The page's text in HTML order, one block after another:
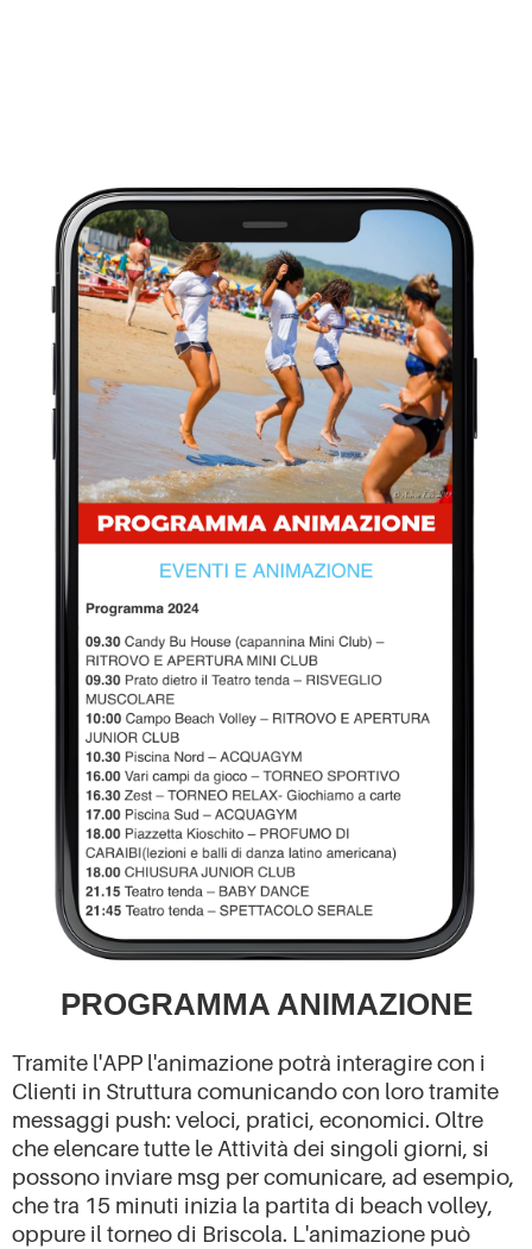
PROGRAMMA ANIMAZIONE
Tramite l'APP l'animazione potrà interagire con i
Clienti in Struttura comunicando con loro tramite
messaggi push: veloci, pratici, economici. Oltre
che elencare tutte le Attività dei singoli giorni, si
possono inviare msg per comunicare, ad esempio,
che tra 15 minuti inizia la partita di beach volley,
oppure il torneo di Briscola. L'animazione può